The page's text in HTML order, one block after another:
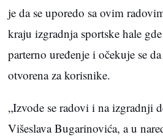
je da se uporedo sa ovim
kraju izgradnja sportske hale
parterno uređenje i očekuje se
otvorena za korisnike.
„Izvode se radovi i na izgradnji
Višeslava Bugarinovića, a u